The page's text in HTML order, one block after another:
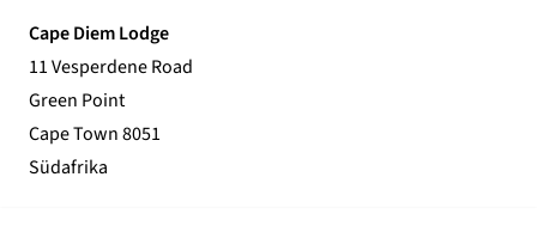
Cape Diem Lodge
11 Vesperdene Road
Green Point
Cape Town 8051
Südafrika